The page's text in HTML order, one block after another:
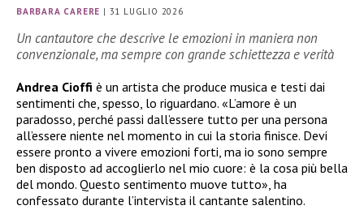
BARBARA CARERE | 31 LUGLIO 2026
Un cantautore che descrive le emozioni in maniera non
convenzionale, ma sempre con grande schiettezza e verità
Andrea Cioffi è un artista che produce musica e testi dai
sentimenti che, spesso, lo riguardano. «L’amore è un
paradosso, perché passi dall’essere tutto per una persona
all’essere niente nel momento in cui la storia finisce. Devi
essere pronto a vivere emozioni forti, ma io sono sempre
ben disposto ad accoglierlo nel mio cuore: è la cosa più bella
del mondo. Questo sentimento muove tutto», ha
confessato durante l’intervista il cantante salentino.